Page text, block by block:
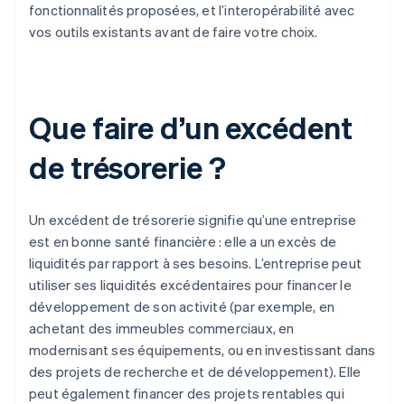
fonctionnalités proposées, et l’interopérabilité avec
vos outils existants avant de faire votre choix.
Que faire d’un excédent
de trésorerie ?
Un excédent de trésorerie signifie qu’une entreprise
est en bonne santé financière : elle a un excès de
liquidités par rapport à ses besoins. L’entreprise peut
utiliser ses liquidités excédentaires pour financer le
développement de son activité (par exemple, en
achetant des immeubles commerciaux, en
modernisant ses équipements, ou en investissant dans
des projets de recherche et de développement). Elle
peut également financer des projets rentables qui